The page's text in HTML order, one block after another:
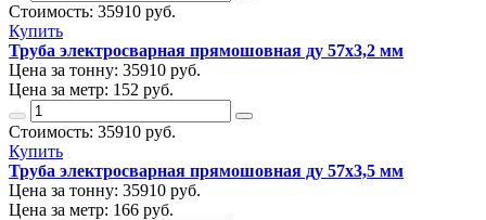
Стоимость: 35910 руб.
Купить
Труба электросварная прямошовная ду 57х3,2 мм
Цена за тонну: 35910 руб.
Цена за метр: 152 руб.
Стоимость: 35910 руб.
Купить
Труба электросварная прямошовная ду 57х3,5 мм
Цена за тонну: 35910 руб.
Цена за метр: 166 руб.